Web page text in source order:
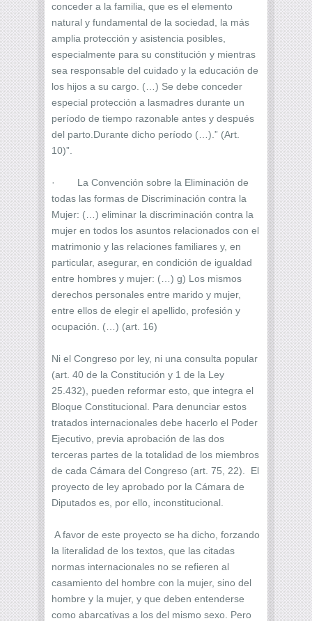
conceder a la familia, que es el elemento
natural y fundamental de la sociedad, la más
amplia protección y asistencia posibles,
especialmente para su constitución y mientras
sea responsable del cuidado y la educación de
los hijos a su cargo. (…) Se debe conceder
especial protección a lasmadres durante un
período de tiempo razonable antes y después
del parto.Durante dicho período (…).” (Art.
10)”.
· La Convención sobre la Eliminación de
todas las formas de Discriminación contra la
Mujer: (…) eliminar la discriminación contra la
mujer en todos los asuntos relacionados con el
matrimonio y las relaciones familiares y, en
particular, asegurar, en condición de igualdad
entre hombres y mujer: (…) g) Los mismos
derechos personales entre marido y mujer,
entre ellos de elegir el apellido, profesión y
ocupación. (…) (art. 16)
Ni el Congreso por ley, ni una consulta popular
(art. 40 de la Constitución y 1 de la Ley
25.432), pueden reformar esto, que integra el
Bloque Constitucional. Para denunciar estos
tratados internacionales debe hacerlo el Poder
Ejecutivo, previa aprobación de las dos
terceras partes de la totalidad de los miembros
de cada Cámara del Congreso (art. 75, 22). El
proyecto de ley aprobado por la Cámara de
Diputados es, por ello, inconstitucional.
A favor de este proyecto se ha dicho, forzando
la literalidad de los textos, que las citadas
normas internacionales no se refieren al
casamiento del hombre con la mujer, sino del
hombre y la mujer, y que deben entenderse
como abarcativas a los del mismo sexo. Pero